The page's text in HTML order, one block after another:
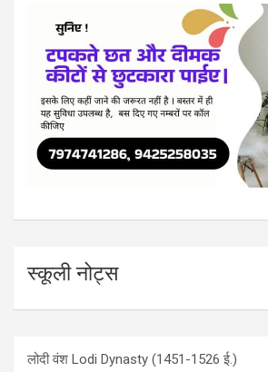
स्कूली नोट्स
लोदी वंश Lodi Dynasty (1451-1526 ई.)